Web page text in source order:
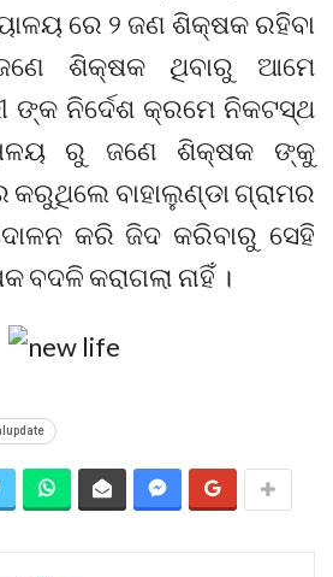
ରେ ୨ ଜଣ ଶିକ୍ଷକ ରହିବା
ଜଣେ ଶିକ୍ଷକ ଥିବାରୁ ଆମେ
ଙ୍କ ନିର୍ଦେଶ କ୍ରମେ ନିକଟସ୍ଥ
ରୁ ଜଣେ ଶିକ୍ଷକ ଙ୍କୁ
କରୁଥିଲେ ବାହାଲୁଣ୍ଡା ଗ୍ରାମର
କରି ଜିଦ କରିବାରୁ ସେହି
କରାଗଲା ନାହିଁ ।